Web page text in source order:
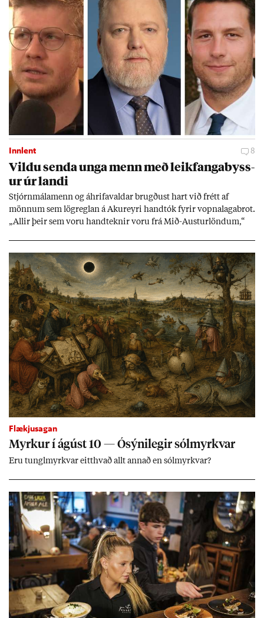
Innlent 8
Vildu senda unga menn með leik­fanga­byss­
ur úr landi
Stjórn­mála­menn og áhrifa­vald­ar brugð­ust hart við frétt af
mönn­um sem lög­regl­an á Ak­ur­eyri hand­tók fyr­ir vopna­laga­brot.
„All­ir þeir sem voru hand­tekn­ir voru frá Mið-Aust­ur­lönd­um,“
óleið­rétt­ar.
Flækjusagan
Myrk­ur í ág­úst 10 — Ósýni­leg­ir sól­myrkv­ar
Eru tungl­myrkv­ar eitt­hvað allt ann­að en sól­myrkv­ar?